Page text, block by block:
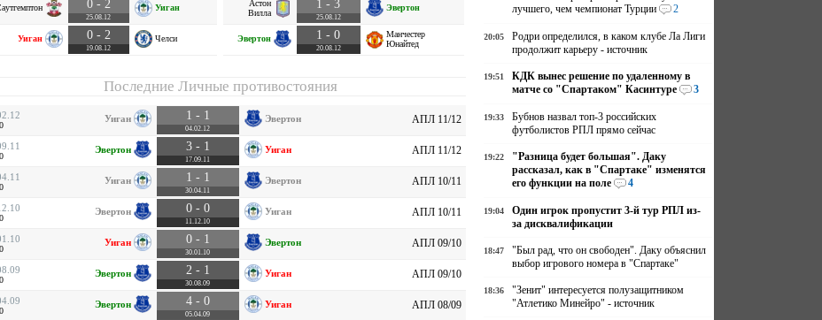
0 - 2
25.08.12
Уиган
Уиган 0 - 2
19.08.12
Челси
Астон
Вилла
1 - 3
25.08.12
Эвертон
Эвертон 1 - 0
20.08.12
Манчестер
Юнайтед
Последние Личные противостояния
Уиган 1 - 1
04.02.12
Эвертон АПЛ 11/12
Эвертон 3 - 1
17.09.11
Уиган АПЛ 11/12
Уиган 1 - 1
30.04.11
Эвертон АПЛ 10/11
Эвертон 0 - 0
11.12.10
Уиган АПЛ 10/11
Уиган 0 - 1
30.01.10
Эвертон АПЛ 09/10
Эвертон 2 - 1
30.08.09
Уиган АПЛ 09/10
Эвертон 4 - 0
05.04.09
Уиган АПЛ 08/09
лучшего, чем чемпионат Турции
2
20:05
Родри определился, в каком клубе Ла Лиги
продолжит карьеру - источник
19:51
КДК вынес решение по удаленному в
матче со "Спартаком" Касинтуре
3
19:33
Бубнов назвал топ-3 российских
футболистов РПЛ прямо сейчас
19:22
"Разница будет большая". Даку
рассказал, как в "Спартаке" изменятся
его функции на поле
4
19:04
Один игрок пропустит 3-й тур РПЛ из-
за дисквалификации
18:47
"Был рад, что он свободен". Даку объяснил
выбор игрового номера в "Спартаке"
18:36
"Зенит" интересуется полузащитником
"Атлетико Минейро" - источник